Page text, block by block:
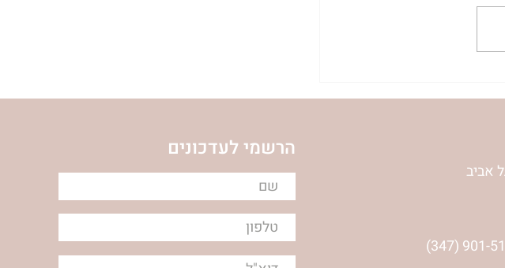
| ראש חודש אב
הרשמי לעדכונים
(347) 901-